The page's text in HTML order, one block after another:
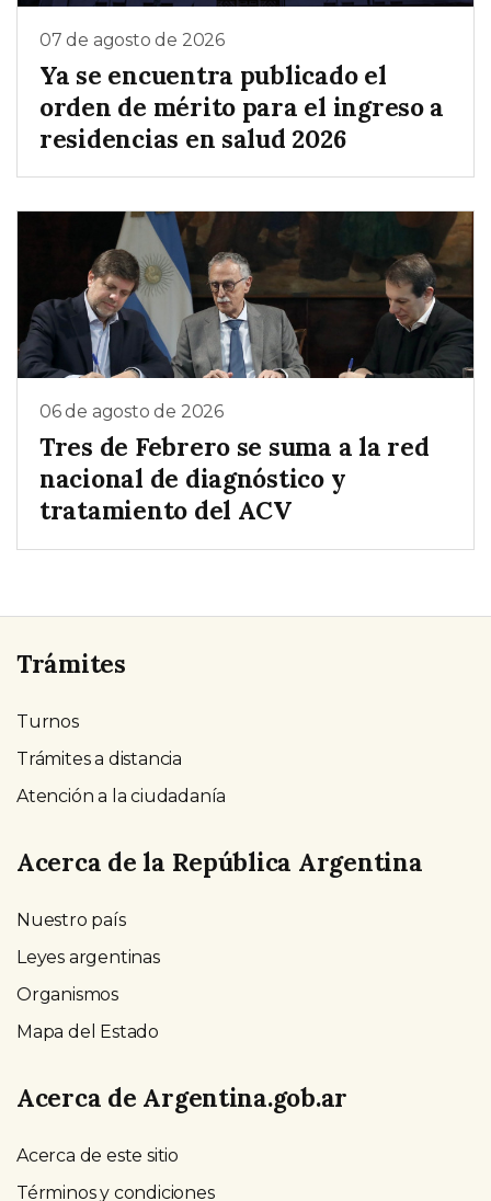
07 de agosto de 2026
Ya se encuentra publicado el
orden de mérito para el ingreso a
residencias en salud 2026
06 de agosto de 2026
Tres de Febrero se suma a la red
nacional de diagnóstico y
tratamiento del ACV
Trámites
Turnos
Trámites a distancia
Atención a la ciudadanía
Acerca de la República Argentina
Nuestro país
Leyes argentinas
Organismos
Mapa del Estado
Acerca de Argentina.gob.ar
Acerca de este sitio
Términos y condiciones